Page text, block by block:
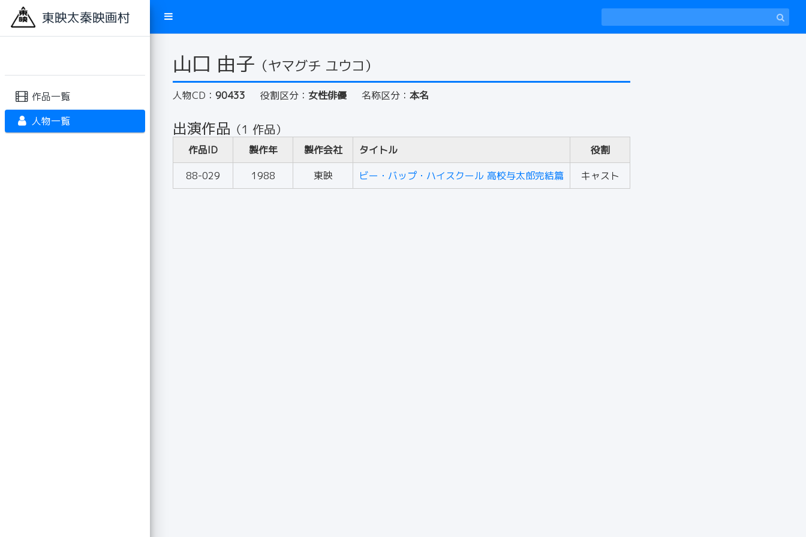
東映太秦映画村
作品一覧
人物一覧
山口 由子 （ヤマグチ ユウコ）
人物CD： 90433 役割区分： 女性俳優 名称区分： 本名
出演作品 （1 作品）
作品ID 製作年 製作会社 タイトル
役割
88-029
1988 東映 ビー・バップ・ハイスクール 高校与太郎完結篇 キャスト